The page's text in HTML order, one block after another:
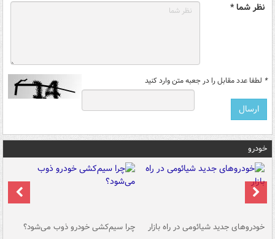
نظر شما *
* لطفا عدد مقابل را در جعبه متن وارد کنید
خودرو
خودروهای جدید شیائومی در راه بازار چرا سیم‌کشی خودرو ذوب می‌شود؟